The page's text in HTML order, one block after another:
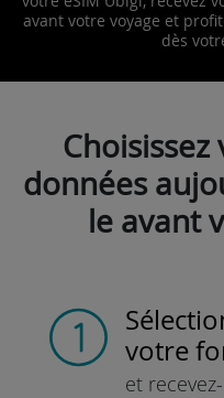
avant votre voyage et
dès
données
le avant
votre
et